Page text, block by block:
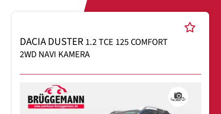
DACIA DUSTER1.2 TCE 125 COMFORT
2WD NAVI KAMERA